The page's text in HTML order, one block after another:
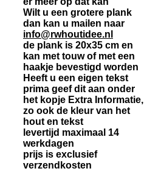
Wilt u een grotere plank
dan kan u mailen naar
info@rwhoutidee.nl
de plank is 20x35 cm en
kan met touw of met een
haakje bevestigd worden
Heeft u een eigen tekst
prima geef dit aan onder
het kopje Extra Informatie,
zo ook de kleur van het
hout en tekst
levertijd maximaal 14
werkdagen
prijs is exclusief
verzendkosten